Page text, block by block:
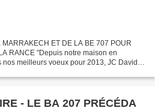
ET DE LA BE 707 POUR
RANCE "Depuis notre maison en
meilleurs voeux pour 2013, JC David";
- LE BA 207 PRÉCÉDA